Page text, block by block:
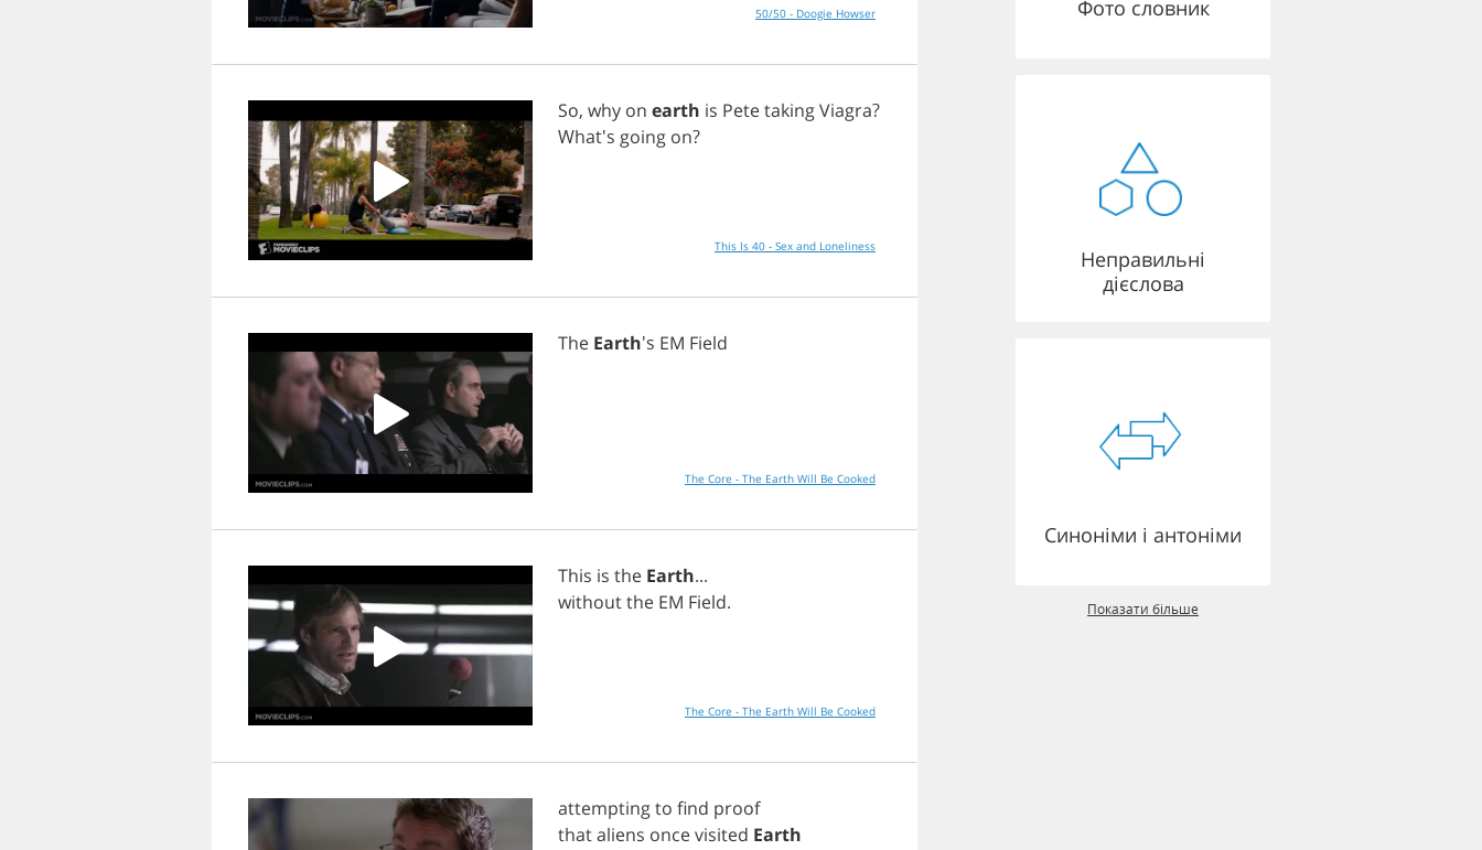
50/50 - Doogie Howser
So, why on earth is PetetakingViagra?
What's going on?
This Is 40 - Sex and Loneliness
The Earth's EM Field
The Core - The Earth Will Be Cooked
This is the Earth...
withoutthe EM Field.
The Core - The Earth Will Be Cooked
attemptingto find proof
thataliens oncevisited Earth
Фото словник
Неправильні
дієслова
Синоніми і антоніми
Показати більше